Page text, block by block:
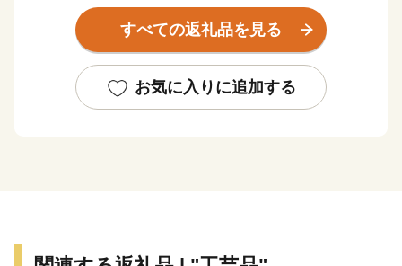
通じて感動できる景観が点在しています。中国山地屈指
の岡山県立森林公園、岡山を代表する紅葉スポット・奥
場・・・・・。鏡野町には、ここでしか味わえない楽し
さがあります。それぞれのスポットを巡って身も心もリ
すべての返礼品を見る
お気に入りに追加する